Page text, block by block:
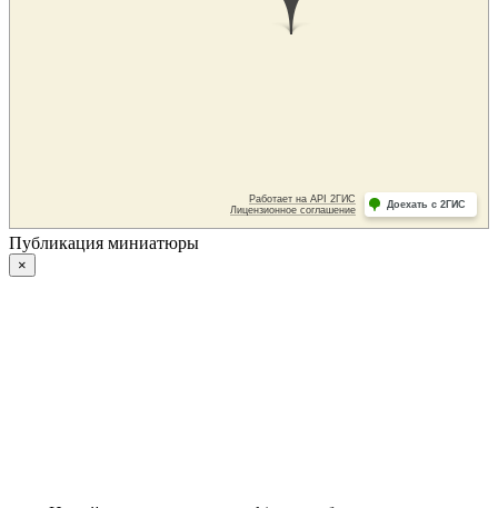
Публикация миниатюры
×